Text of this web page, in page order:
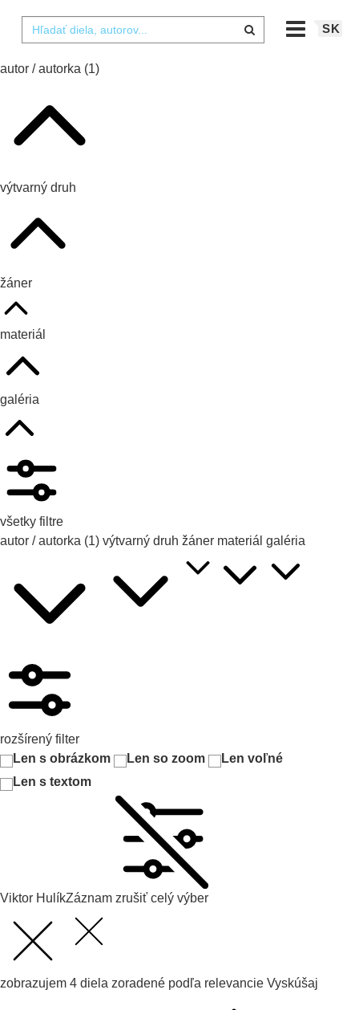
SK
autor / autorka (1)
výtvarný druh
žáner
materiál
galéria
všetky filtre
autor / autorka (1) výtvarný druh žáner materiál galéria
rozšírený filter
Len s obrázkom
Len so zoom
Len voľné
Len s textom
Viktor HulíkZáznam zrušiť celý výber
zobrazujem 4 diela zoradené podľa relevancie Vyskúšaj